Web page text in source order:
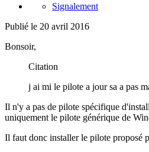
Signalement
Publié le 20 avril 2016
Bonsoir,
Citation
j ai mi le pilote a jour sa a pas
Il n'y a pas de pilote spécifique
uniquement le pilote générique de
Il faut donc installer le pilote proposé